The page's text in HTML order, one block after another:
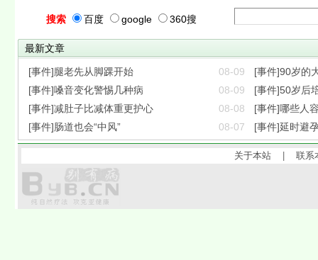
搜索 百度 google 360搜
最新文章
[事件]腿老先从脚踝开始 08-09
[事件]90岁的
[事件]嗓音变化警惕几种病
08-09
[事件]50岁后
[事件]减肚子比减体重更护心
08-08
[事件]哪些人
[事件]肠道也会“中风”
08-07 [事件]延时避
关于本站 |联系